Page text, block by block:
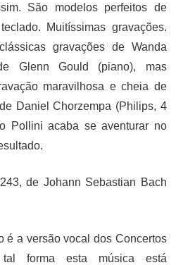
São modelos perfeitos de
Muitíssimas gravações.
gravações de Wanda
Glenn Gould (piano), mas
maravilhosa e cheia de
Daniel Chorzempa (Philips, 4
Pollini acaba se aventurar no
de Johann Sebastian Bach
é a versão vocal dos Concertos
forma esta música está